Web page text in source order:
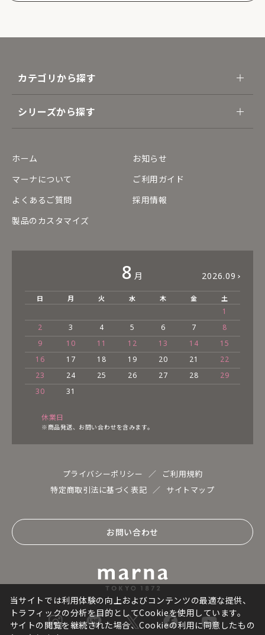
カテゴリから探す
シリーズから探す
ホーム
お知らせ
マーナについて
ご利用ガイド
よくあるご質問
採用情報
製品のカスタマイズ
8 月 2026.09
日 月 火 水 木 金 土
1
2
3 4 5 6 7
8
9
10 11 12 13 14
15
16
17 18 19 20 21
22
23
24 25 26 27 28
29
30
31
休業日
※商品発送、お問い合わせを含みます。
プライバシーポリシー
ご利用規約
特定商取引法に基づく表記
サイトマップ
お問い合わせ
当サイトでは利用体験の向上およびコンテンツの最適な提供、
トラフィックの分析を目的としてCookieを使用しています。
サイトの閲覧を継続された場合、Cookieの利用に同意したもの